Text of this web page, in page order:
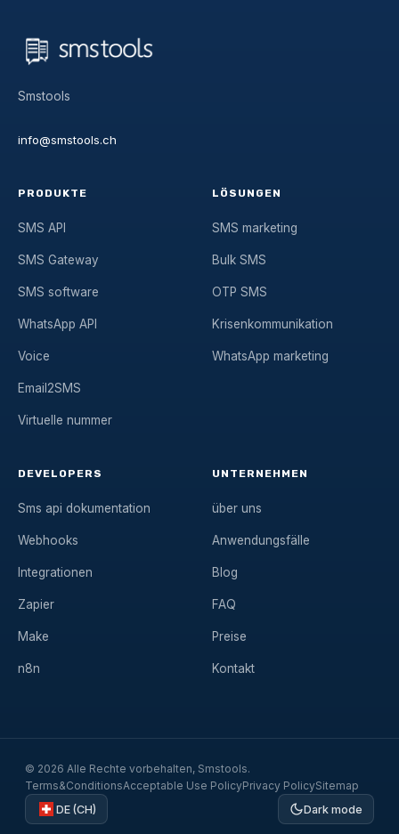
Smstools
info@smstools.ch
PRODUKTE
SMS API
SMS Gateway
SMS software
WhatsApp API
Voice
Email2SMS
Virtuelle nummer
LÖSUNGEN
SMS marketing
Bulk SMS
OTP SMS
Krisenkommunikation
WhatsApp marketing
DEVELOPERS
Sms api dokumentation
Webhooks
Integrationen
Zapier
Make
n8n
UNTERNEHMEN
über uns
Anwendungsfälle
Blog
FAQ
Preise
Kontakt
© 2026 Alle Rechte vorbehalten, Smstools.
Terms&ConditionsAcceptable Use PolicyPrivacy PolicySitemap
DE (CH)
Dark mode